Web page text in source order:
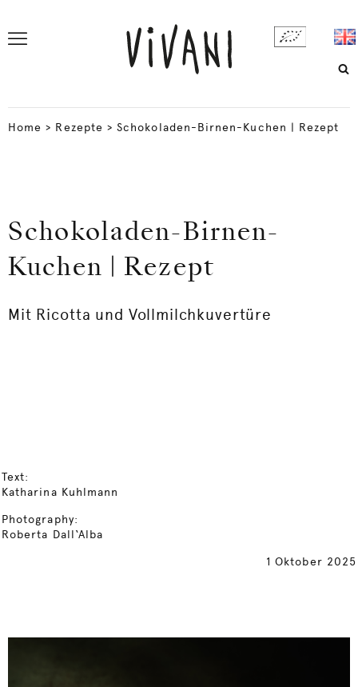
Home > Rezepte >Schokoladen-Birnen-Kuchen | Rezept
Schokoladen-Birnen-
Kuchen | Rezept
Mit Ricotta und Vollmilchkuvertüre
Text:
Katharina Kuhlmann
Photography:
Roberta Dall‘Alba
1 Oktober 2025